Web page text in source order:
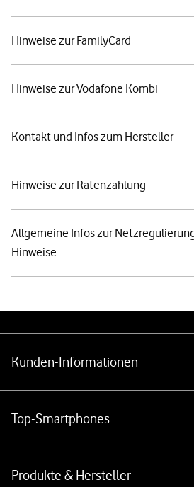
Hinweise zur FamilyCard
Hinweise zur Vodafone Kombi
Kontakt und Infos zum Hersteller
Hinweise zur Ratenzahlung
Allgemeine Infos zur
Hinweise
Kunden-Informationen
Top-Smartphones
Produkte & Hersteller